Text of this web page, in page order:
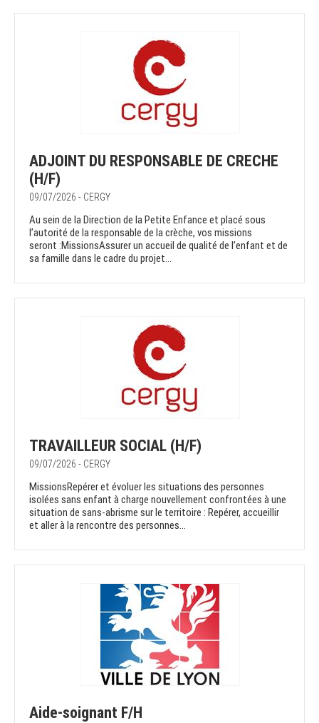
ADJOINT DU RESPONSABLE DE CRECHE
(H/F)
09/07/2026 - CERGY
Au sein de la Direction de la Petite Enfance et placé sous
l’autorité de la responsable de la crèche, vos missions
seront :MissionsAssurer un accueil de qualité de l’enfant et de
sa famille dans le cadre du projet...
TRAVAILLEUR SOCIAL (H/F)
09/07/2026 - CERGY
MissionsRepérer et évoluer les situations des personnes
isolées sans enfant à charge nouvellement confrontées à une
situation de sans-abrisme sur le territoire : Repérer, accueillir
et aller à la rencontre des personnes...
Aide-soignant F/H